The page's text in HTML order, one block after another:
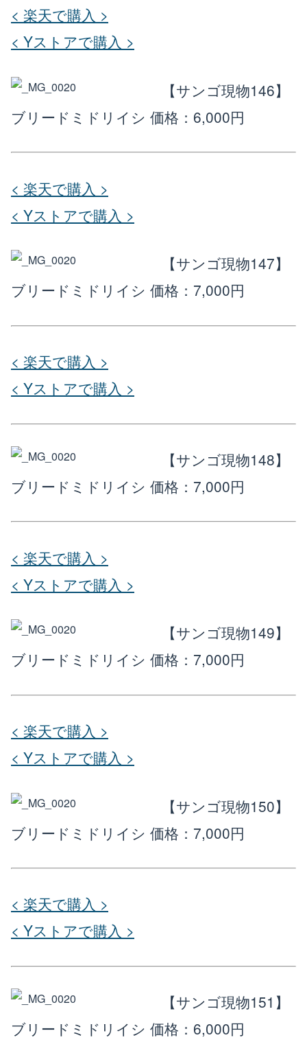
< 楽天で購入 >
< Yストアで購入 >
【サンゴ現物146】
ブリードミドリイシ 価格：6,000円
< 楽天で購入 >
< Yストアで購入 >
【サンゴ現物147】
ブリードミドリイシ 価格：7,000円
< 楽天で購入 >
< Yストアで購入 >
【サンゴ現物148】
ブリードミドリイシ 価格：7,000円
< 楽天で購入 >
< Yストアで購入 >
【サンゴ現物149】
ブリードミドリイシ 価格：7,000円
< 楽天で購入 >
< Yストアで購入 >
【サンゴ現物150】
ブリードミドリイシ 価格：7,000円
< 楽天で購入 >
< Yストアで購入 >
【サンゴ現物151】
ブリードミドリイシ 価格：6,000円